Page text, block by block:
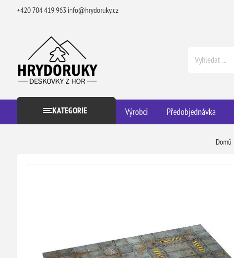
+420 704 419 963 info@hrydoruky.cz
KATEGORIE Výrobci Předobjednávka
Domů